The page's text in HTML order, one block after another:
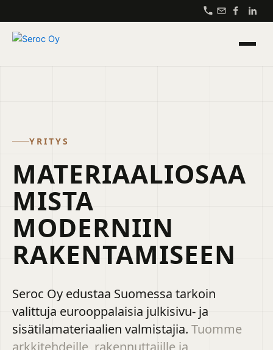
sisältöön
YRITYS
MATERIAALIOSAA
MISTA
MODERNIIN
RAKENTAMISEEN
Seroc Oy edustaa Suomessa tarkoin
valittuja eurooppalaisia julkisivu- ja
sisätilamateriaalien valmistajia. Tuomme
arkkitehdeille, rakennuttajille ja